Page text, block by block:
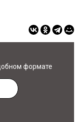
формате